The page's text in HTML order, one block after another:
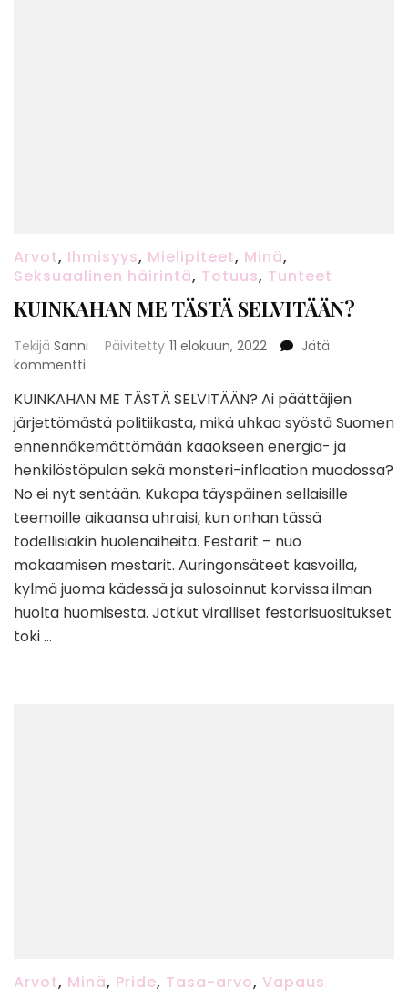
Arvot, Ihmisyys, Mielipiteet, Minä,
Seksuaalinen häirintä, Totuus, Tunteet
KUINKAHAN ME TÄSTÄ SELVITÄÄN?
Tekijä Sanni Päivitetty 11 elokuun, 2022
Jätä
kommentti
ME
TÄSTÄ
SELVITÄÄN?
KUINKAHAN ME TÄSTÄ SELVITÄÄN? Ai päättäjien
järjettömästä politiikasta, mikä uhkaa syöstä Suomen
ennennäkemättömään kaaokseen energia- ja
henkilöstöpulan sekä monsteri-inflaation muodossa?
No ei nyt sentään. Kukapa täyspäinen sellaisille
teemoille aikaansa uhraisi, kun onhan tässä
todellisiakin huolenaiheita. Festarit – nuo
mokaamisen mestarit. Auringonsäteet kasvoilla,
kylmä juoma kädessä ja sulosoinnut korvissa ilman
huolta huomisesta. Jotkut viralliset festarisuositukset
toki …
Arvot, Minä, Pride, Tasa-arvo, Vapaus